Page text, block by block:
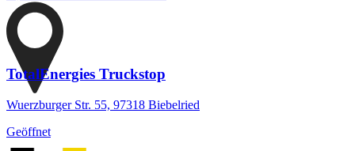
TotalEnergies Truckstop
Wuerzburger Str. 55, 97318 Biebelried
Geöffnet